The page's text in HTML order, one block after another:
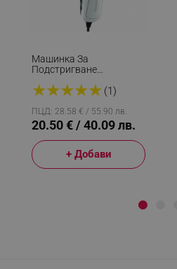
Машинка За
Подстригване
HC5035 E51, 14 Части,
★★★★★(1)
ПЦД: 28.58 € / 55.90 лв.
20.50 € / 40.09 лв.
+ Добави